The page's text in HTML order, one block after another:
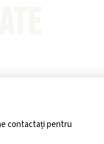
contactați pentru